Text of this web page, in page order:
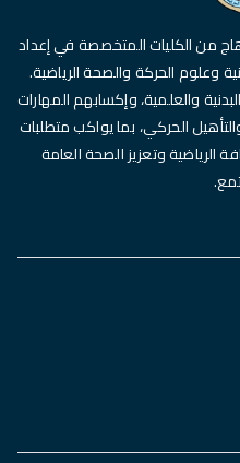
من الكليات المتخصصة في إعداد
وعلوم الحركة والصحة الرياضية.
والعلمية، وإكسابهم المهارات
الحركي، بما يواكب متطلبات
وتعزيز الصحة العامة